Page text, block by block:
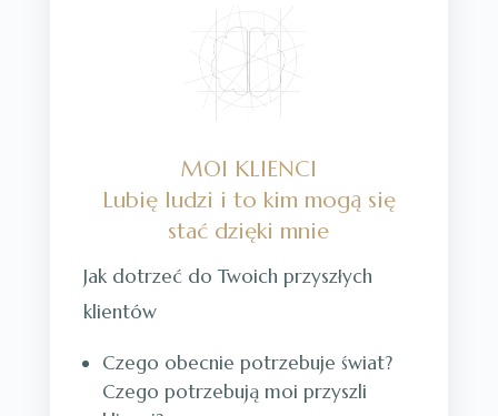
MOI KLIENCI
Lubię ludzi i to kim mogą się
stać dzięki mnie
Jak dotrzeć do Twoich przyszłych
klientów
Czego obecnie potrzebuje świat?
Czego potrzebują moi przyszli